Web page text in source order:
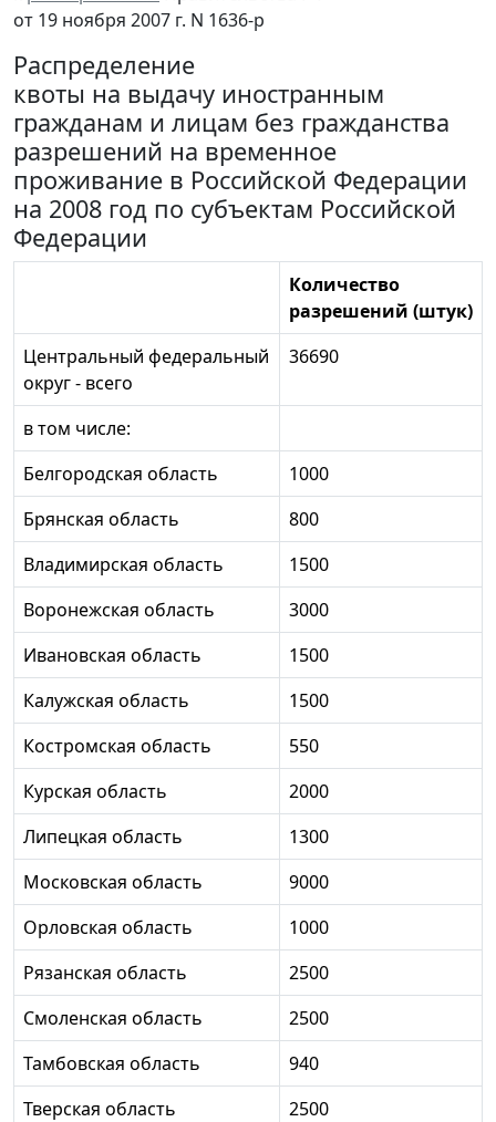
от 19 ноября 2007 г. N 1636-р
Распределение
квоты на выдачу иностранным
гражданам и лицам без гражданства
разрешений на временное
проживание в Российской Федерации
на 2008 год по субъектам Российской
Федерации
Количество
разрешений (штук)
Центральный федеральный
округ - всего
36690
в том числе:
Белгородская область
1000
Брянская область
800
Владимирская область
1500
Воронежская область
3000
Ивановская область
1500
Калужская область
1500
Костромская область
550
Курская область
2000
Липецкая область
1300
Московская область
9000
Орловская область
1000
Рязанская область
2500
Смоленская область
2500
Тамбовская область
940
Тверская область
2500